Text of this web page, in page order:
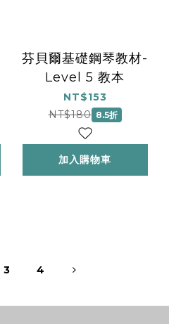
芬貝爾基礎鋼琴教材-
Level 5 教本
NT$153
NT$180 8.5折
加入購物車
3 4